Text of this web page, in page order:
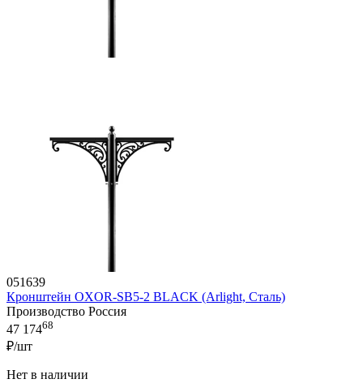
051639
Кронштейн OXOR-SB5-2 BLACK (Arlight, Сталь)
Производство Россия
47 17468
₽/шт
Нет в наличии